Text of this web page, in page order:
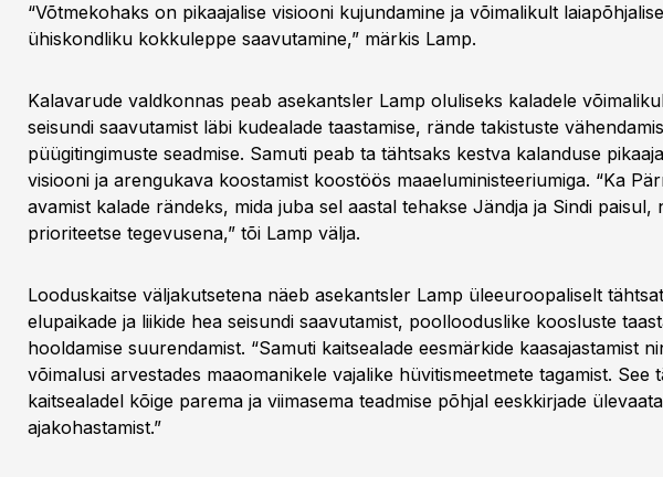
“Võtmekohaks on pikaajalise visiooni kujundamine ja võimalikult laiapõhjalise
ühiskondliku kokkuleppe saavutamine,” märkis Lamp.
Kalavarude valdkonnas peab asekantsler Lamp oluliseks kaladele
seisundi saavutamist läbi kudealade taastamise, rände takistuste
püügitingimuste seadmise. Samuti peab ta tähtsaks kestva kalanduse
visiooni ja arengukava koostamist koostöös maaeluministeeriumiga. “Ka
avamist kalade rändeks, mida juba sel aastal tehakse Jändja ja Sindi paisul,
prioriteetse tegevusena,” tõi Lamp välja.
Looduskaitse väljakutsetena näeb asekantsler Lamp üleeuroopaliselt
elupaikade ja liikide hea seisundi saavutamist, poollooduslike koosluste
hooldamise suurendamist. “Samuti kaitsealade eesmärkide kaasajastamist
võimalusi arvestades maaomanikele vajalike hüvitismeetmete tagamist. See
kaitsealadel kõige parema ja viimasema teadmise põhjal eeskkirjade
ajakohastamist.”